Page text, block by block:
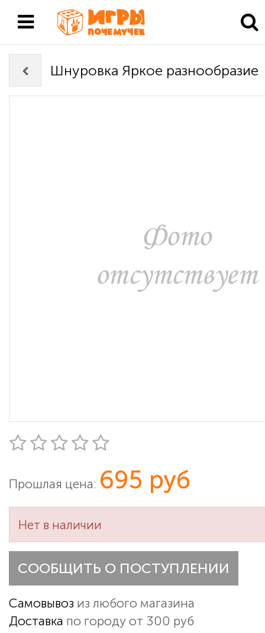
Шнуровка Яркое разнообразие
Прошлая цена: 695 руб
Нет в наличии
СООБЩИТЬ О ПОСТУПЛЕНИИ
Самовывоз из любого магазина
Доставка по городу от 300 руб